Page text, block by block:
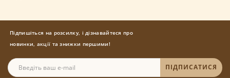
Підпишіться на розсилку, і дізнавайтеся про
новинки, акції та знижки першими!
ПІДПИСАТИСЯ